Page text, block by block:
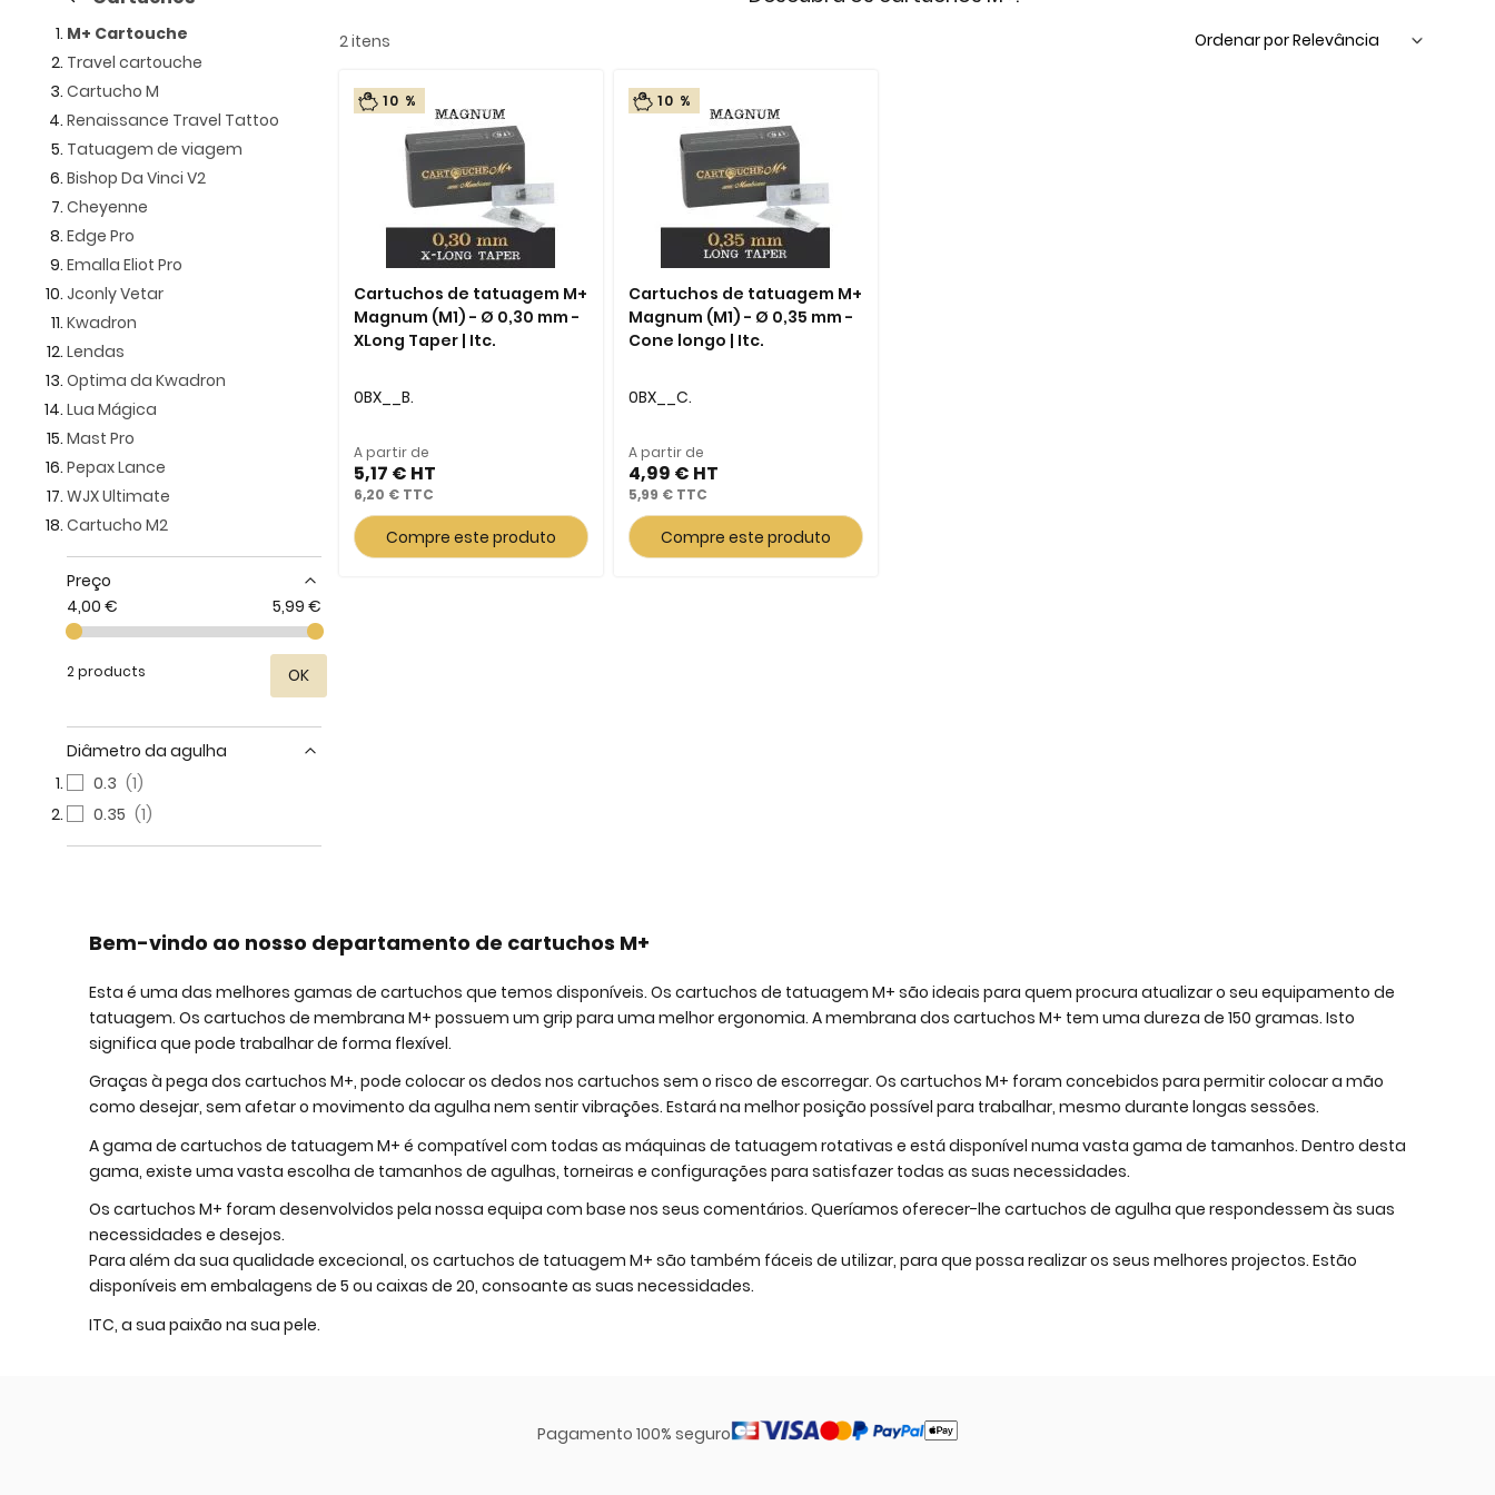
2itens
10 %
Cartuchos de tatuagem M+
Magnum (M1) - Ø 0,30 mm -
XLong Taper | Itc.
0BX__B.
A partir de
5,17 €
6,20 €
Compre este produto
10 %
Cartuchos de tatuagem M+
Magnum (M1) - Ø 0,35 mm -
Cone longo | Itc.
0BX__C.
A partir de
4,99 €
5,99 €
Compre este produto
M+ Cartouche
Travel cartouche
Cartucho M
Renaissance Travel Tattoo
Tatuagem de viagem
Bishop Da Vinci V2
Cheyenne
Edge Pro
Emalla Eliot Pro
Jconly Vetar
Kwadron
Lendas
Optima da Kwadron
Lua Mágica
Mast Pro
Pepax Lance
WJX Ultimate
Cartucho M2
Preço
4,00 €
5,99 €
2 products OK
Diâmetro da agulha
0.3
1
0.35
1
Bem-vindo ao nosso departamento de cartuchos M+
Esta é uma das melhores gamas de cartuchos que temos disponíveis. Os cartuchos de tatuagem M+ são ideais para quem procura atualizar o seu equipamento de
tatuagem. Os cartuchos de membrana M+ possuem um grip para uma melhor ergonomia. A membrana dos cartuchos M+ tem uma dureza de 150 gramas. Isto
significa que pode trabalhar de forma flexível.
Graças à pega dos cartuchos M+, pode colocar os dedos nos cartuchos sem o risco de escorregar. Os cartuchos M+ foram concebidos para permitir colocar a mão
como desejar, sem afetar o movimento da agulha nem sentir vibrações. Estará na melhor posição possível para trabalhar, mesmo durante longas sessões.
A gama de cartuchos de tatuagem M+ é compatível com todas as máquinas de tatuagem rotativas e está disponível numa vasta gama de tamanhos. Dentro desta
gama, existe uma vasta escolha de tamanhos de agulhas, torneiras e configurações para satisfazer todas as suas necessidades.
Os cartuchos M+ foram desenvolvidos pela nossa equipa com base nos seus comentários. Queríamos oferecer-lhe cartuchos de agulha que respondessem às suas
necessidades e desejos.
Para além da sua qualidade excecional, os cartuchos de tatuagem M+ são também fáceis de utilizar, para que possa realizar os seus melhores projectos. Estão
disponíveis em embalagens de 5 ou caixas de 20, consoante as suas necessidades.
ITC, a sua paixão na sua pele.
Pagamento 100% seguro